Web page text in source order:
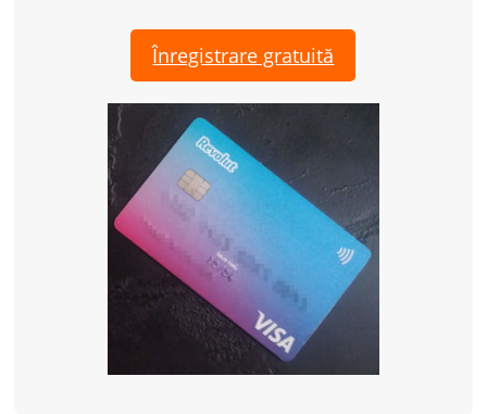
Înregistrare gratuită